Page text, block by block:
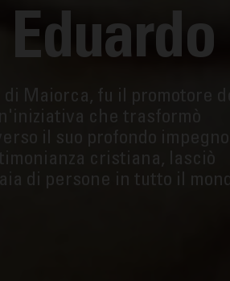
di Maiorca, fu il promotore
che trasformò
il suo profondo impegno
cristiana, lasciò
di persone in tutto il